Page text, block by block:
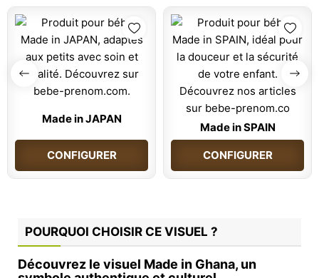
Made in JAPAN
CONFIGURER
Made in SPAIN
CONFIGURER
POURQUOI CHOISIR CE VISUEL ?
Découvrez le visuel Made in Ghana, un